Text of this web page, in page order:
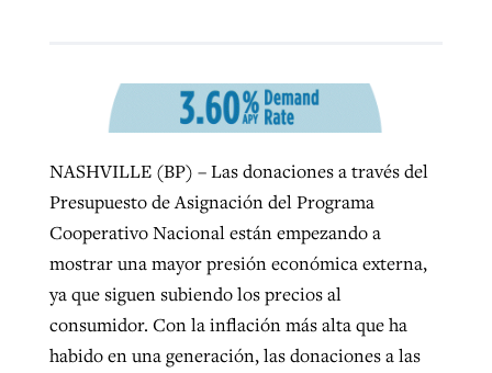
NASHVILLE (BP) – Las donaciones a través del
Presupuesto de Asignación del Programa
Cooperativo Nacional están empezando a
mostrar una mayor presión económica externa,
ya que siguen subiendo los precios al
consumidor. Con la inflación más alta que ha
habido en una generación, las donaciones a las
its community
READ MORE
Post-COVID Perspective: Religious
ByTom Strode, postedApril 12, 2023
Nolan’s ‘The Odyssey’ misses in key
areas, says Southeastern professor
ByScott Barkley, postedJuly 31, 2026
Report shows growing challenges for
religious freedom around the world
ByFaith Pratt/Baptist Standard, postedAugust 5, 2026